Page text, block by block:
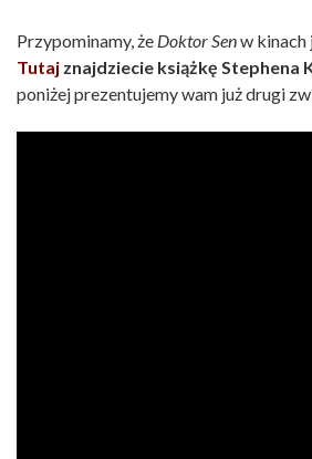
Przypominamy, że Doktor Senw kinach
Tutaj znajdziecie książkę Stephena
poniżej prezentujemy wam już drugi